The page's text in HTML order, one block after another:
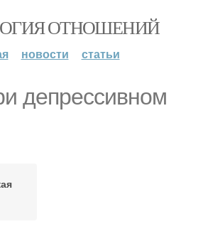
ОТНОШЕНИЙ
новости статьи
депрессивном